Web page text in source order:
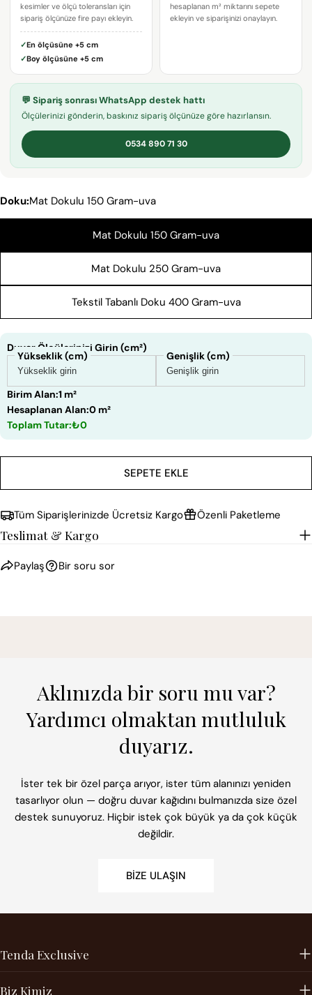
kesimler ve ölçü toleransları için
sipariş ölçünüze fire payı ekleyin.
✓En ölçüsüne +5 cm
✓Boy ölçüsüne +5 cm
hesaplanan m² miktarını sepete
ekleyin ve siparişinizi onaylayın.
💬 Sipariş sonrası WhatsApp destek hattı
Ölçülerinizi gönderin, baskınız sipariş ölçünüze göre hazırlansın.
0534 890 71 30
Doku:Mat Dokulu 150 Gram-uva
Mat Dokulu 150 Gram-uva
Mat Dokulu 250 Gram-uva
Tekstil Tabanlı Doku 400 Gram-uva
Duvar Ölçülerinizi Girin (cm²)
Yükseklik (cm) Genişlik (cm)
Birim Alan:1 m²
Hesaplanan Alan:0 m²
Toplam Tutar:₺0
SEPETE EKLE
Tüm Siparişlerinizde Ücretsiz Kargo Özenli Paketleme
Teslimat & Kargo
Paylaş
Bu ürünü paylaş
Paylaş
Facebook'ta
Paylaş
X'te
paylaş
Pinterest'teki
Pin
Bir soru sor
E-
posta
adresiniz
Telefonunuz
Mesajın
Aklınızda bir soru mu var?
Yardımcı olmaktan mutluluk
duyarız.
İster tek bir özel parça arıyor, ister tüm alanınızı yeniden
tasarlıyor olun — doğru duvar kağıdını bulmanızda size özel
destek sunuyoruz. Hiçbir istek çok büyük ya da çok küçük
değildir.
BIZE ULAŞIN
Tenda Exclusive
Biz Kimiz